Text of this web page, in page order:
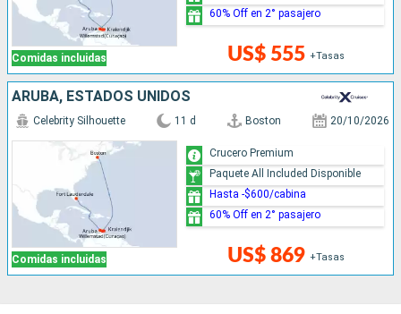
Comidas incluidas US$ 555 +Tasas
60% Off en 2° pasajero
ARUBA, ESTADOS UNIDOS
Comidas incluidas
Celebrity Silhouette 11 d Boston 20/10/2026
US$ 869 +Tasas
Crucero Premium
Paquete All Included Disponible
Hasta -$600/cabina
60% Off en 2° pasajero